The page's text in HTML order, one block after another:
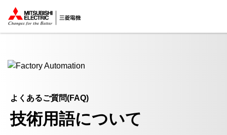
ここから本文
よくあるご質問(FAQ)
技術用語について